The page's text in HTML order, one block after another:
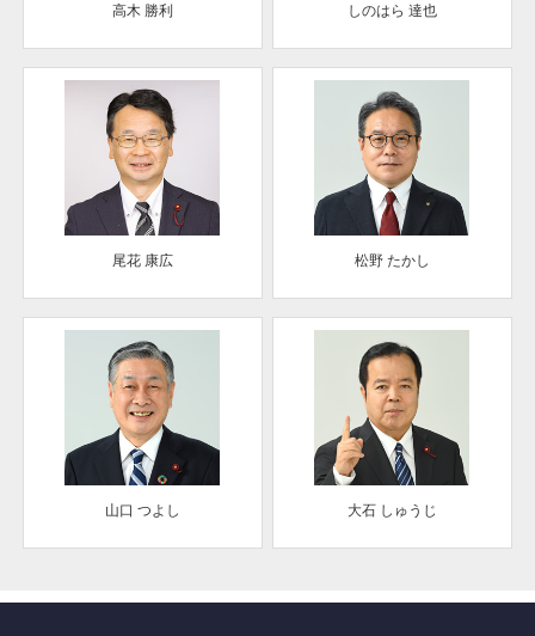
高木 勝利 しのはら 達也
尾花 康広 松野 たかし
山口 つよし 大石 しゅうじ